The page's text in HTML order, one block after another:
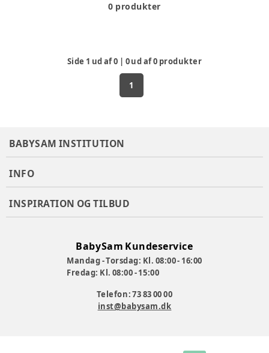
0 produkter
Side 1 ud af0 0ud af0 produkter
1
BABYSAM INSTITUTION
INFO
INSPIRATION OG TILBUD
BabySam Kundeservice
Mandag - Torsdag: Kl. 08:00 - 16:00
Fredag: Kl. 08:00 - 15:00
Telefon: 73 83 00 00
inst@babysam.dk